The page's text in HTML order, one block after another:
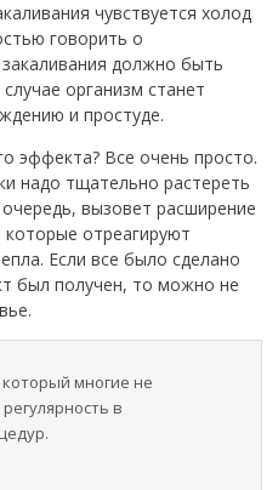
чувствуется холод
говорить о
должно быть
организм станет
и простуде.
эффекта? Все очень просто.
надо тщательно растереть
вызовет расширение
которые отреагируют
Если все было сделано
был получен, то можно не
многие не
в